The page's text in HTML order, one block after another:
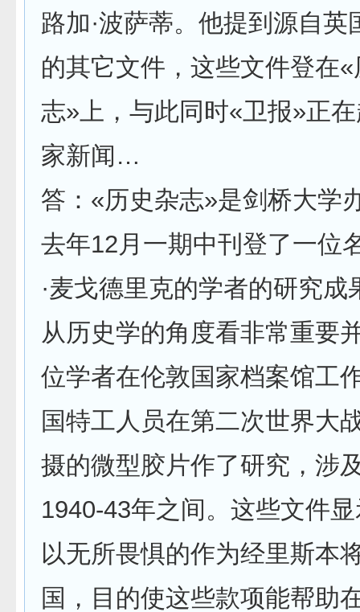
路加·波萨蒂。他提到源自英
的其它文件，这些文件登在
志»上，与此同时«卫报»正
家新闻…
答：«历史杂志»是剑桥大学
去年12月一期中刊登了一位
·麦戈德里克的学者的研究成
从历史学的角度看非常重要
位学者在伦敦国家档案馆工
国特工人员在第二次世界大
摄的微型胶片作了研究，涉
1940-43年之间。这些文件
以无所畏惧的作为经里斯本
国，目的使这些款项能帮助